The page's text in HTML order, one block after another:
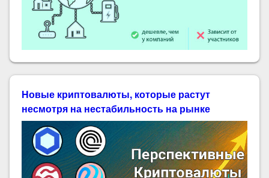
Новые криптовалюты, которые растут
несмотря на нестабильность на рынке